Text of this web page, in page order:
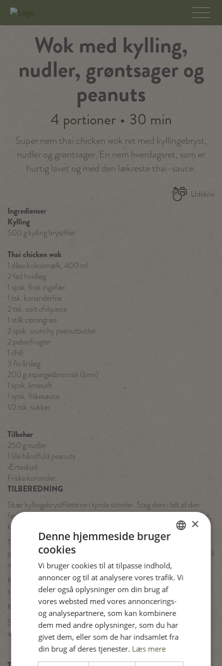
Wok med kylling,
nudler, grøntsager og
peanuts
4 portioner • 30 min
Super nem thai chicken wok ret med kyllingebryst,
nudler og grøntsager. En nem hverdagsret, som er
hurtig lavet og med den lækreste thai-sauce.
Udskriv
Ingredienser
Kylling
500 g kylling brystfilet
Thai chicken wok
1 dåse kokosmælk, 400 ml
2 fed hvidløg
1 spsk. frisk ingefær
1 tsk. korianderfrø
2 tsk. sort chilipaste
1 stilk citrongræs
2 spsk. crunchy peanutbutter
2 peberfrugter
1 chili
3 forårsløg
200 g aspargesbroccoli (bimi)
1 spsk. limesaft
1 spsk. fiskesauce
1/2 tsk. sukker
Tilbehør
250 g nudler
1 lille håndfuld peanuts
Ærteskud
Friske koriander
TILBEREDNING
Skær kyllingebrystfileterne i tynde strimler. Steg dem i lidt af den
faste kokosmælk sammen med knust hvidløg, fintrevet frisk ingefær,
korianderfrø, chilipaste og finthakket citrongræs.
Tilsæt resten af kokosmælken sammen med peanutbutter og
peberfrugt i tern. Lad det simre nogle minutter og kom fintsnittet chili
uden kerner, snittede forårsløg samt bimi ved.
Kog endnu et par minutter og smag til med limesaft, fiskesauce og
sukker.
Kog nudlerne efter anvisningen på emballagen.
Server thai chicken wok med nudler og top med hakkede peanuts,
ærteskud og friske koriander.
ENGLISH
GERMAN
×
Denne hjemmeside bruger
cookies
Vi bruger cookies til at tilpasse indhold,
annoncer og til at analysere vores trafik. Vi
deler også oplysninger om din brug af
vores websted med vores annoncerings-
og analysepartnere, som kan kombinere
dem med andre oplysninger, som du har
givet dem, eller som de har indsamlet fra
din brug af deres tjenester. Læs mere